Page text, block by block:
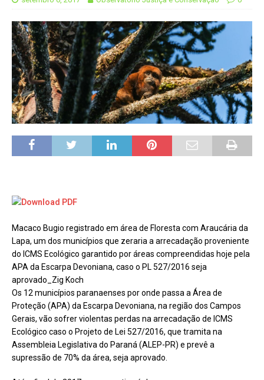
Macaco Bugio registrado em área de Floresta com Araucária da
Lapa, um dos municípios que zeraria a arrecadação proveniente
do ICMS Ecológico garantido por áreas compreendidas hoje pela
APA da Escarpa Devoniana, caso o PL 527/2016 seja
aprovado_Zig Koch
Os 12 municípios paranaenses por onde passa a Área de
Proteção (APA) da Escarpa Devoniana, na região dos Campos
Gerais, vão sofrer violentas perdas na arrecadação de ICMS
Ecológico caso o Projeto de Lei 527/2016, que tramita na
Assembleia Legislativa do Paraná (ALEP-PR) e prevê a
supressão de 70% da área, seja aprovado.